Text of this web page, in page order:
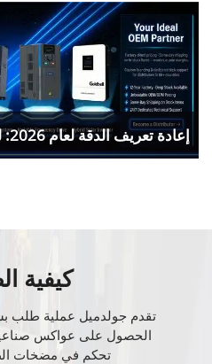
المصنع بأسعار تنافسية.
إعادة تعريف الدقة لعام 2026: لماذا يتحول القادة...
كيفية
تقدم جولدميل عملية طلب
الحصول على عواكس
تحكم في مضخات